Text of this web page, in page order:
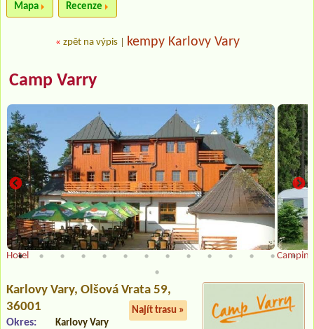
Mapa Recenze
« zpět na výpis kempy Karlovy Vary
Camp Varry
Hotel Camping
Karlovy Vary, Olšová Vrata 59,
36001
Najít trasu »
Okres: Karlovy Vary